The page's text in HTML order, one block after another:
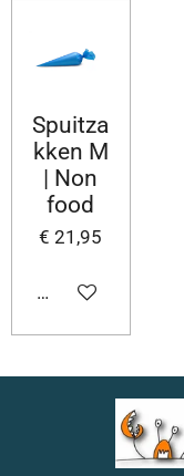
Spuitza
kken M
| Non
food
€ 21,95
In winkelwagen